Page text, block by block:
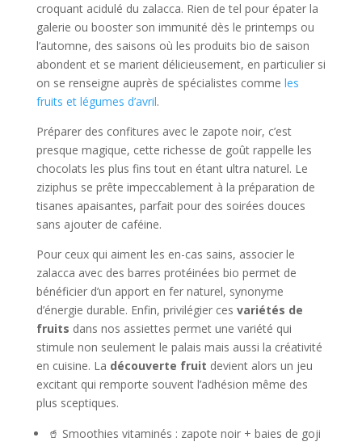
croquant acidulé du zalacca. Rien de tel pour épater la
galerie ou booster son immunité dès le printemps ou
l’automne, des saisons où les produits bio de saison
abondent et se marient délicieusement, en particulier si
on se renseigne auprès de spécialistes comme les
fruits et légumes d’avril.
Préparer des confitures avec le zapote noir, c’est
presque magique, cette richesse de goût rappelle les
chocolats les plus fins tout en étant ultra naturel. Le
ziziphus se prête impeccablement à la préparation de
tisanes apaisantes, parfait pour des soirées douces
sans ajouter de caféine.
Pour ceux qui aiment les en-cas sains, associer le
zalacca avec des barres protéinées bio permet de
bénéficier d’un apport en fer naturel, synonyme
d’énergie durable. Enfin, privilégier ces variétés de
fruits dans nos assiettes permet une variété qui
stimule non seulement le palais mais aussi la créativité
en cuisine. La découverte fruit devient alors un jeu
excitant qui remporte souvent l’adhésion même des
plus sceptiques.
🥤 Smoothies vitaminés : zapote noir + baies de goji